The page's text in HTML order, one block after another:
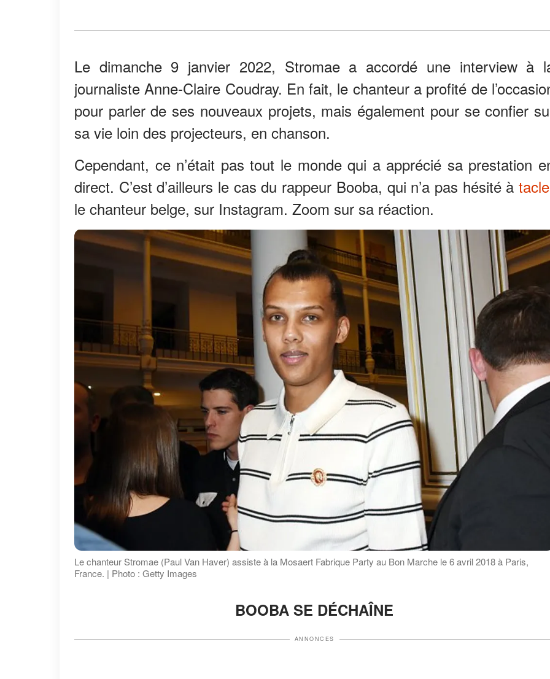
Le dimanche 9 janvier 2022, Stromae a accordé une interview à
journaliste Anne-Claire Coudray. En fait, le chanteur a profité de
pour parler de ses nouveaux projets, mais également pour se confier
sa vie loin des projecteurs, en chanson.
Cependant, ce n’était pas tout le monde qui a apprécié sa prestation
direct. C’est d’ailleurs le cas du rappeur Booba, qui n’a pas hésité à
le chanteur belge, sur Instagram. Zoom sur sa réaction.
Le chanteur Stromae (Paul Van Haver) assiste à la Mosaert Fabrique Party au Bon Marche le 6 avril 2018 à Paris,
France. | Photo : Getty Images
BOOBA SE DÉCHAÎNE
ANNONCES